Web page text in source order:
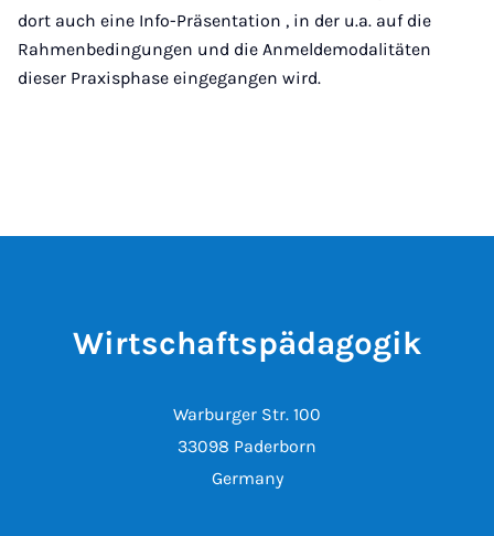
dort auch eine Info-Präsentation , in der u.a. auf die
Rahmenbedingungen und die Anmeldemodalitäten
dieser Praxisphase eingegangen wird.
Wirtschaftspädagogik
Warburger Str. 100
33098 Paderborn
Germany